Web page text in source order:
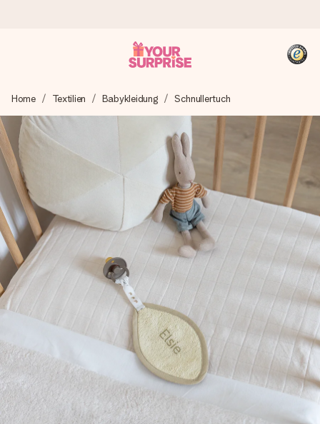
Wir bereiten dein Geschenk sorgfältig vor und schicken es
blitzschnell – damit du es genau zum richtigen Zeitpunkt
überreichen kannst, wenn es am meisten zählt.
4,8 (basierend auf +15.000 Bewertungen)
Unsere Geschenke begeistern. Kunden bewerten uns mit
4,8 bei Google Reviews (Gesamtergebnis aller Länder, in
die wir versenden).
+49 39292 929695
Montag - Freitag : 8:30 - 17:00 Uhr
Samstag - Sonntag : 8:30 - 13:00 Uhr
Home Textilien Babykleidung Schnullertuch